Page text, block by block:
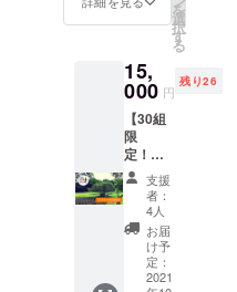
燥。完
了の目
面にシ
ワがた
くさん
でき、
振ると
中で種
が転が
るのが
わかる
程度。
※但し、
生食限
定のと
でき、
振ると
が転が
るのが
わかる
程度。
※但し、
生食限
定のと
うがら
しでは
乾燥保
存は不
可。
菜室に
入れ
みの原
因にな
るた
め、拭
きと
る。 冷
凍保
存：1つ
ずつ
ラップ
にくる
む。 乾
ルサ
キー
ニョ：
【生食
限定】
そのま
まやピ
クルス
など 保
存方
法） 冷
蔵保
存：乾
燥しな
（た
て
260mm
/横
320mm
/高さ
180mm
） ・入
れる品
種によ
ります
が、だ
いたい
ダー、
島とう
し、ビ
キー
ニョな
どを想
定。 ・
合計2kg
を想定
・品種/
発送量/
時期
がらし
ベント
を開催
しま
す。 見
沼田ん
ぼの魅
力や普
段どん
な風に
育てて
いるの
か楽し
さから
を
選
択
す
る
15,
000 円
残り26
【30組
限
定！】
オンラ
インと
うがら
し料理
教室
（10/16
配信13
支援
者：
4人
お届
け予
定：
2021